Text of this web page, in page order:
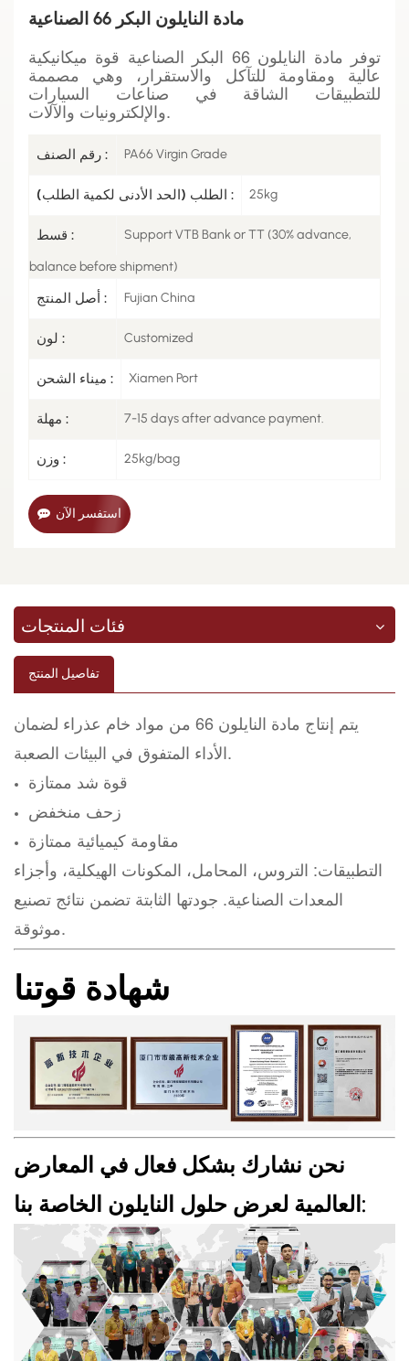
مادة النايلون البكر 66 الصناعية
توفر مادة النايلون 66 البكر الصناعية قوة ميكانيكية
عالية ومقاومة للتآكل والاستقرار، وهي مصممة
للتطبيقات الشاقة في صناعات السيارات
والإلكترونيات والآلات.
رقم الصنف : PA66 Virgin Grade
الطلب (الحد الأدنى لكمية الطلب) : 25kg
قسط : Support VTB Bank or TT (30% advance,
balance before shipment)
أصل المنتج : Fujian China
لون : Customized
ميناء الشحن : Xiamen Port
مهلة : 7-15 days after advance payment.
وزن : 25kg/bag
استفسر الآن
فئات المنتجات
تفاصيل المنتج
يتم إنتاج مادة النايلون 66 من مواد خام عذراء لضمان
الأداء المتفوق في البيئات الصعبة.
قوة شد ممتازة
زحف منخفض
مقاومة كيميائية ممتازة
التطبيقات: التروس، المحامل، المكونات الهيكلية، وأجزاء
المعدات الصناعية. جودتها الثابتة تضمن نتائج تصنيع
موثوقة.
شهادة قوتنا
نحن نشارك بشكل فعال في المعارض
العالمية لعرض حلول النايلون الخاصة بنا: